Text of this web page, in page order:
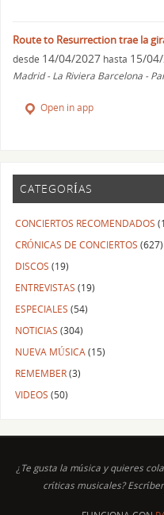
Route to Resurrection trae la
desde 14/04/2027 hasta 15/
Madrid - La Riviera Barcelona -
Open in app
CATEGORÍAS
CONCIERTOS RECOMENDADOS
CRÓNICAS DE CONCIERTOS (627)
DISCOS (19)
ENTREVISTAS (19)
ESPECIALES (54)
NOTICIAS (304)
NUEVA MÚSICA (15)
REMEMBER(3)
VIDEOS (50)
¿Te gusta la música y quieres
críticas musicales?